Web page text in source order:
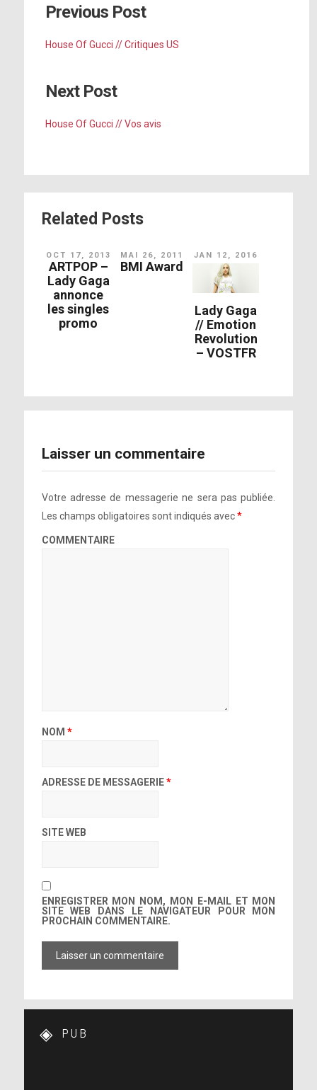
➤ Love For Sale – Lady Gaga & Tony
Bennett
Bennett
Previous Post
House Of Gucci // Critiques US
Next Post
House Of Gucci // Vos avis
Related Posts
OCT 17, 2013
ARTPOP –
Lady Gaga
annonce
les singles
promo
MAI 26, 2011
BMI Award
JAN 12, 2016
Lady Gaga
// Emotion
Revolution
– VOSTFR
Laisser un commentaire
Votre adresse de messagerie ne sera pas publiée.
Les champs obligatoires sont indiqués avec*
COMMENTAIRE
NOM *
ADRESSE DE MESSAGERIE*
SITE WEB
ENREGISTRER MON NOM, MON E-MAIL ET MON
SITE WEB DANS LE NAVIGATEUR POUR MON
PROCHAIN COMMENTAIRE.
PUB